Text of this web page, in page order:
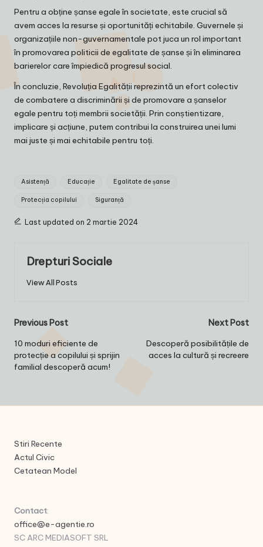
Pentru a obține șanse egale în societate, este crucial să
avem acces la resurse și oportunități echitabile. Guvernele și
organizațiile non-guvernamentale pot juca un rol important
în promovarea politicii de egalitate de șanse și în eliminarea
barierelor care împiedică progresul social.
În concluzie, Revoluția Egalității reprezintă un efort colectiv
de combatere a discriminării și de promovare a șanselor
egale pentru toți membrii societății. Prin conștientizare,
implicare și acțiune, putem contribui la construirea unei lumi
mai juste și mai echitabile pentru toți.
Tags:
Asistență Educație Egalitate de șanse
Protecția copilului Siguranță
Last updated on 2 martie 2024
Drepturi Sociale
View All Posts
Post
navigation
Previous Post
10 moduri eficiente de
protecție a copilului și sprijin
familial descoperă acum!
Next Post
Descoperă posibilitățile de
acces la cultură și recreere
Stiri Recente
Actul Civic
Cetatean Model
Contact:
office@e-agentie.ro
SC ARC MEDIASOFT SRL